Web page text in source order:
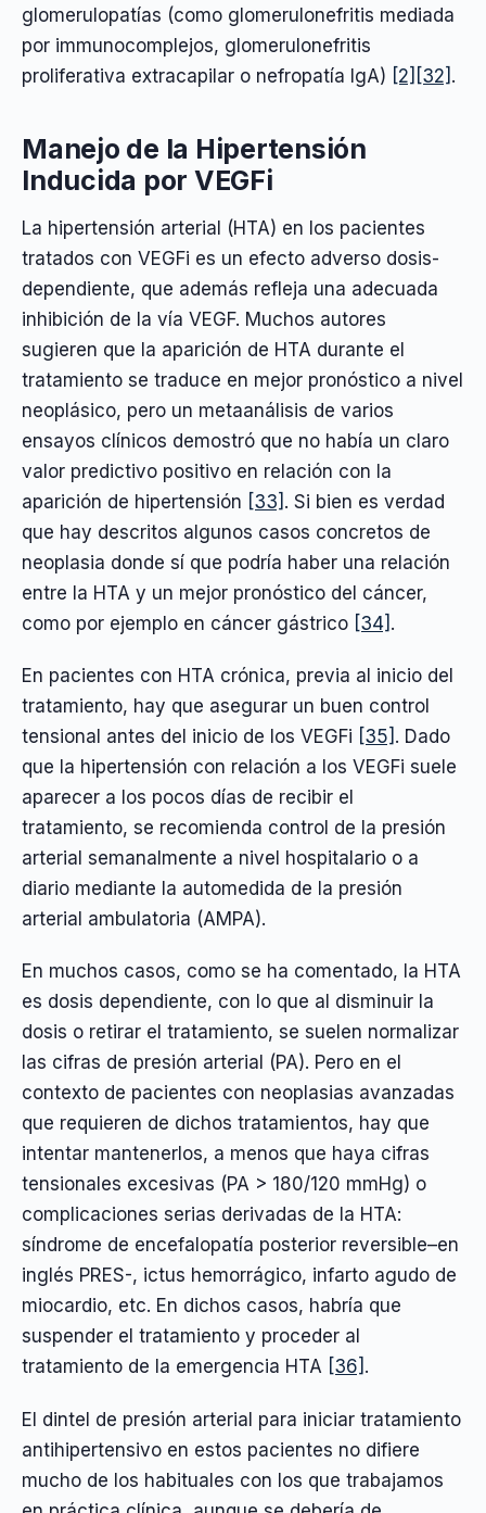
glomerulopatías (como glomerulonefritis mediada
por immunocomplejos, glomerulonefritis
proliferativa extracapilar o nefropatía IgA) [2] [32] .
Manejo de la Hipertensión
Inducida por VEGFi
La hipertensión arterial (HTA) en los pacientes
tratados con VEGFi es un efecto adverso dosis-
dependiente, que además refleja una adecuada
inhibición de la vía VEGF. Muchos autores
sugieren que la aparición de HTA durante el
tratamiento se traduce en mejor pronóstico a nivel
neoplásico, pero un metaanálisis de varios
ensayos clínicos demostró que no había un claro
valor predictivo positivo en relación con la
aparición de hipertensión [33] . Si bien es verdad
que hay descritos algunos casos concretos de
neoplasia donde sí que podría haber una relación
entre la HTA y un mejor pronóstico del cáncer,
como por ejemplo en cáncer gástrico [34] .
En pacientes con HTA crónica, previa al inicio del
tratamiento, hay que asegurar un buen control
tensional antes del inicio de los VEGFi [35] . Dado
que la hipertensión con relación a los VEGFi suele
aparecer a los pocos días de recibir el
tratamiento, se recomienda control de la presión
arterial semanalmente a nivel hospitalario o a
diario mediante la automedida de la presión
arterial ambulatoria (AMPA).
En muchos casos, como se ha comentado, la HTA
es dosis dependiente, con lo que al disminuir la
dosis o retirar el tratamiento, se suelen normalizar
las cifras de presión arterial (PA). Pero en el
contexto de pacientes con neoplasias avanzadas
que requieren de dichos tratamientos, hay que
intentar mantenerlos, a menos que haya cifras
tensionales excesivas (PA > 180/120 mmHg) o
complicaciones serias derivadas de la HTA:
síndrome de encefalopatía posterior reversible–en
inglés PRES-, ictus hemorrágico, infarto agudo de
miocardio, etc. En dichos casos, habría que
suspender el tratamiento y proceder al
tratamiento de la emergencia HTA [36] .
El dintel de presión arterial para iniciar tratamiento
antihipertensivo en estos pacientes no difiere
mucho de los habituales con los que trabajamos